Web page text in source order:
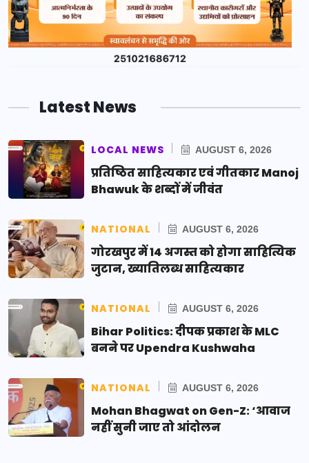
Latest News
LOCAL NEWS AUGUST 6, 2026
प्रतिष्ठित साहित्यकार एवं गीतकार Manoj
Bhawuk के शब्दों में जीवंत
NATIONAL AUGUST 6, 2026
गोरखपुर में 14 अगस्त को होगा साहित्यिक
जुटान, ख्यातिलब्ध साहित्यकार
NATIONAL AUGUST 6, 2026
Bihar Politics: दीपक प्रकाश के MLC
बनने पर Upendra Kushwaha
NATIONAL AUGUST 6, 2026
Mohan Bhagwat on Gen-Z: ‘आवाज
नहीं सुनी जाए तो आंदोलन